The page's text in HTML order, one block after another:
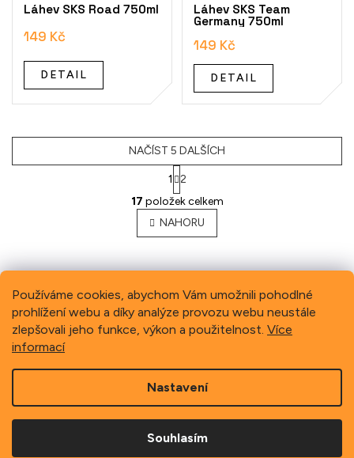
Používáme cookies, abychom Vám umožnili pohodlné
prohlížení webu a díky analýze provozu webu neustále
zlepšovali jeho funkce, výkon a použitelnost. Více
informací
Nastavení
Souhlasím
Láhev SKS Road 750ml
149 Kč
DETAIL
Láhev SKS Team
Germany 750ml
149 Kč
DETAIL
O
v
l
á
a
í
p
r
y
v
ý
p
i
NAČÍST 5 DALŠÍCH
1
2
17 položek celkem
NAHORU
Previous
Copyright 2026Schindler, spol. s r.o.. Všechna práva